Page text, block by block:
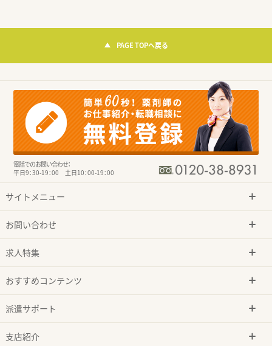
PAGE TOPへ戻る
電話でのお問い合わせ：
平日9：30-19：00 土日10：00-19：00
サイトメニュー
お問い合わせ
求人特集
おすすめコンテンツ
派遣サポート
支店紹介